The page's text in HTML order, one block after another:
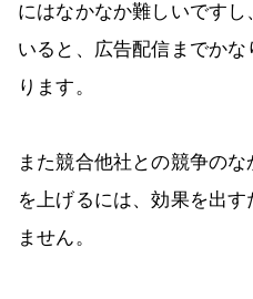
にはなかなか難しいです
いると、広告配信までか
ります。
また競合他社との競争の
を上げるには、効果を出
ません。